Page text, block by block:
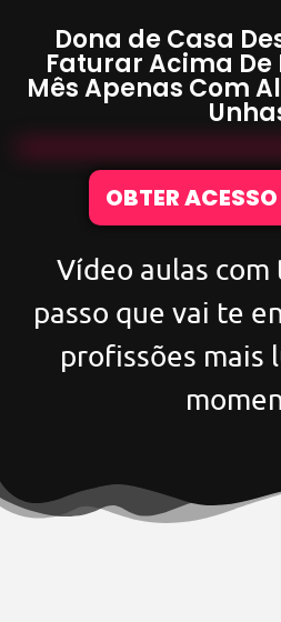
Dona de Casa
Faturar Acima De
Mês Apenas Com
OBTER
Vídeo aulas com
passo que vai te
profissões mais